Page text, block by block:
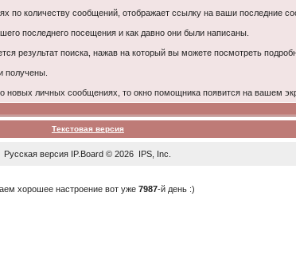
количеству сообщений, отображает ссылку на ваши последние
последнего посещения и как давно они были написаны.
результат поиска, нажав на который вы можете посмотреть
получены.
личных сообщениях, то окно помощника появится на вашем
Текстовая версия
Русская версия IP.Board© 2026 IPS, Inc
хорошее настроение вот уже7987-й день :)